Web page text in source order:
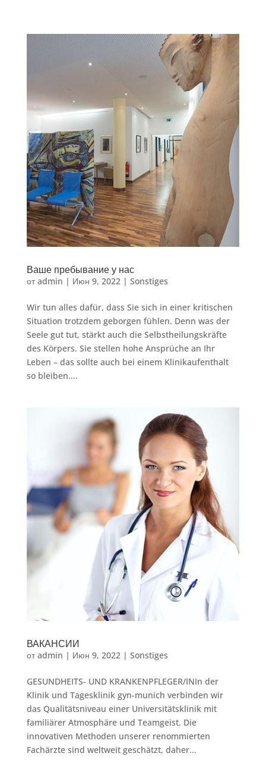
Ваше пребывание у нас
отadmin | Июн 9, 2022| Sonstiges
Wir tun alles dafür, dass Sie sich in einer kritischen
Situation trotzdem geborgen fühlen. Denn was der
Seele gut tut, stärkt auch die Selbstheilungskräfte
des Körpers. Sie stellen hohe Ansprüche an Ihr
Leben – das sollte auch bei einem Klinikaufenthalt
so bleiben....
ВАКАНСИИ
отadmin | Июн 9, 2022 | Sonstiges
GESUNDHEITS- UND KRANKENPFLEGER/INIn der
Klinik und Tagesklinik gyn-munich verbinden wir
das Qualitätsniveau einer Universitätsklinik mit
familiärer Atmosphäre und Teamgeist. Die
innovativen Methoden unserer renommierten
Fachärzte sind weltweit geschätzt, daher...